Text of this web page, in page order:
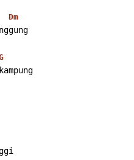
Dm